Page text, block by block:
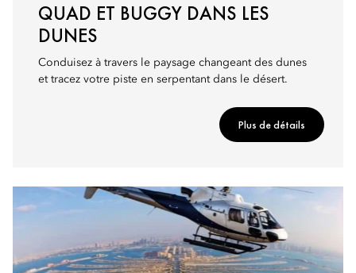
QUAD ET BUGGY DANS LES
DUNES
Conduisez à travers le paysage changeant des dunes
et tracez votre piste en serpentant dans le désert.
Plus de détails